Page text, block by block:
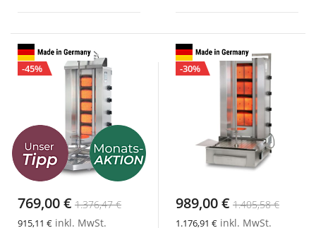
-45%
769,00 € 1.376,47 €
915,11 € inkl. MwSt.
-30%
989,00 € 1.405,58 €
1.176,91 € inkl. MwSt.